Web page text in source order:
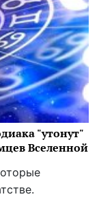
"утонут"
Вселенной